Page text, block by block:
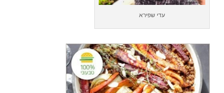
עדי שפירא